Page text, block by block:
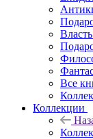
Все
Коллекции